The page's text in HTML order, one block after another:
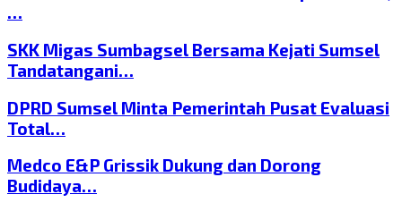
…
SKK Migas Sumbagsel Bersama Kejati Sumsel
Tandatangani…
DPRD Sumsel Minta Pemerintah Pusat Evaluasi
Total…
Medco E&P Grissik Dukung dan Dorong
Budidaya…